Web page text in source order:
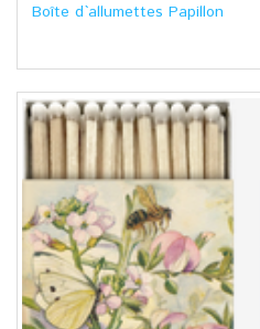
Boîte d`allumettes Papillon